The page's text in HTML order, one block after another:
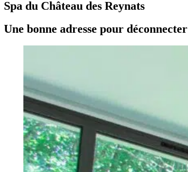
Spa du Château des Reynats
Une bonne adresse pour déconnecter